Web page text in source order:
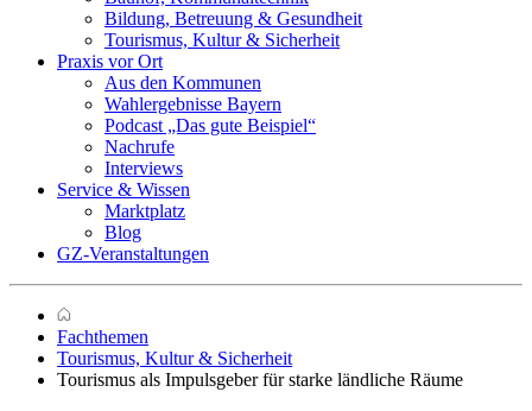
Bildung, Betreuung & Gesundheit
Tourismus, Kultur & Sicherheit
Praxis vor Ort
Aus den Kommunen
Wahlergebnisse Bayern
Podcast „Das gute Beispiel“
Nachrufe
Interviews
Service & Wissen
Marktplatz
Blog
GZ-Veranstaltungen
Fachthemen
Tourismus, Kultur & Sicherheit
Tourismus als Impulsgeber für starke ländliche Räume